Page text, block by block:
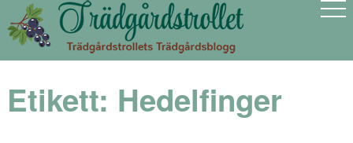
Etikett: Hedelfinger